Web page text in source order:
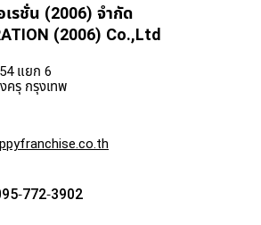
รชั่น (2006) จำกัด
(2006) Co.,Ltd
แยก 6
รุ กรุงเทพ
772-3902